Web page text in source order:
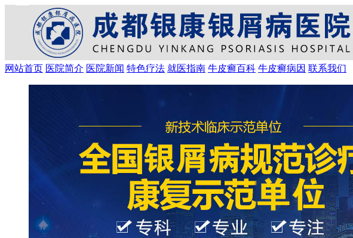
网站首页 医院简介 医院新闻 特色疗法 就医指南 牛皮癣百科 牛皮癣病因 联系我们